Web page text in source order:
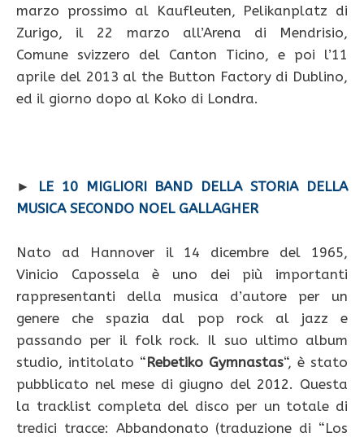
marzo prossimo al Kaufleuten, Pelikanplatz di
Zurigo, il 22 marzo all’Arena di Mendrisio,
Comune svizzero del Canton Ticino, e poi l’11
aprile del 2013 al the Button Factory di Dublino,
ed il giorno dopo al Koko di Londra.
►
LE 10 MIGLIORI BAND DELLA STORIA DELLA
MUSICA SECONDO NOEL GALLAGHER
Nato ad Hannover il 14 dicembre del 1965,
Vinicio Capossela è uno dei più importanti
rappresentanti della musica d’autore per un
genere che spazia dal pop rock al jazz e
passando per il folk rock. Il suo ultimo album
studio, intitolato “Rebetiko Gymnastas“, è stato
pubblicato nel mese di giugno del 2012. Questa
la tracklist completa del disco per un totale di
tredici tracce: Abbandonato (traduzione di “Los